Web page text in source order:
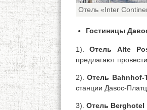
Отель «Inter
Гостиницы
1).Отель Alte
предлагают
2).Отель Bahnhof-
станции Давос-
3). Отель Berghotel